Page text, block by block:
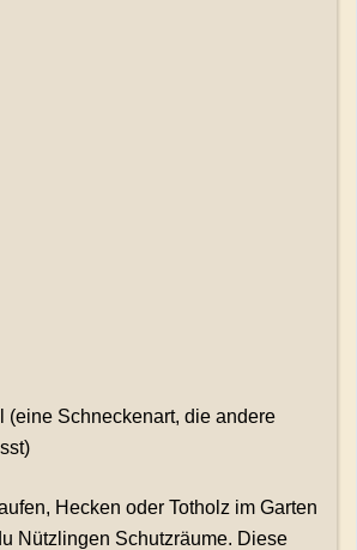
(eine Schneckenart, die andere
Hecken oder Totholz im Garten
Nützlingen Schutzräume. Diese